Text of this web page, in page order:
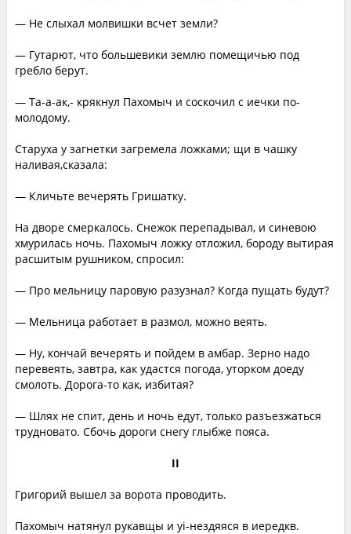
— Не слыхал молвишки всчет земли?
— Гутарют, что большевики землю помещичью под
гребло берут.
— Та-а-ак,- крякнул Пахомыч и соскочил с иечки по-
молодому.
Старуха у загнетки загремела ложками; щи в чашку
наливая,сказала:
— Кличьте вечерять Гришатку.
На дворе смеркалось. Снежок перепадывал, и синевою
хмурилась ночь. Пахомыч ложку отложил, бороду вытирая
расшитым рушником, спросил:
— Про мельницу паровую разузнал? Когда пущать будут?
— Мельница работает в размол, можно веять.
— Ну, кончай вечерять и пойдем в амбар. Зерно надо
перевеять, завтра, как удастся погода, уторком доеду
смолоть. Дорога-то как, избитая?
— Шлях не спит, день и ночь едут, только разъезжаться
трудновато. Сбочь дороги снегу глыбже пояса.
II
Григорий вышел за ворота проводить.
Пахомыч натянул рукавщы и yi-нездяяся в иередкв.